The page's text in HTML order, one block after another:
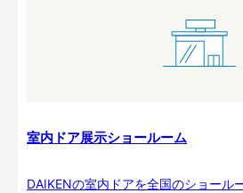
室内ドア展示ショールーム
DAIKENの室内ドアを全国のショール